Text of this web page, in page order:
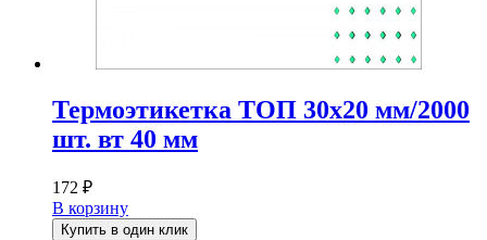
Термоэтикетка ТОП 30х20 мм/2000
шт. вт 40 мм
172 ₽
В корзину
Купить в один клик